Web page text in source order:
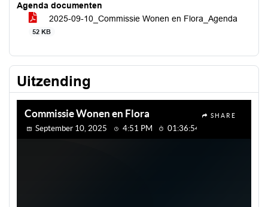
Agenda documenten
2025-09-10_Commissie Wonen en Flora_Agenda
52 KB
Uitzending